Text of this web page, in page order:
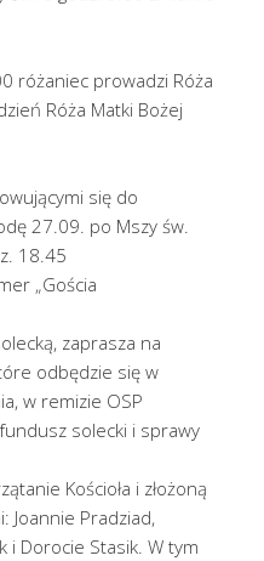
różaniec prowadzi Róża
Róża Matki Bożej
się do
27.09. po Mszy św.
18.45
„Gościa
zaprasza na
odbędzie się w
w remizie OSP
solecki i sprawy
Kościoła i złożoną
Joannie Pradziad,
i Dorocie Stasik. W tym